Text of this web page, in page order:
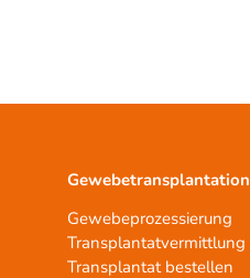
Gewebetransplantation
Gewebeprozessierung
Transplantatvermittlung
Transplantat bestellen